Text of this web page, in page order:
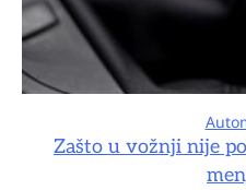
Zašto u vožnji nije